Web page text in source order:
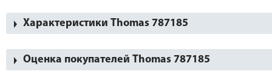
Характеристики Thomas 787185
Оценка покупателей Thomas 787185